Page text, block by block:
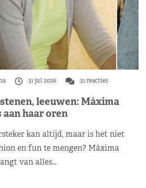
31 jul 2026 31 reacties
leeuwen: Máxima
haar oren
kan altijd, maar is het niet
en fun te mengen? Máxima
van alles…